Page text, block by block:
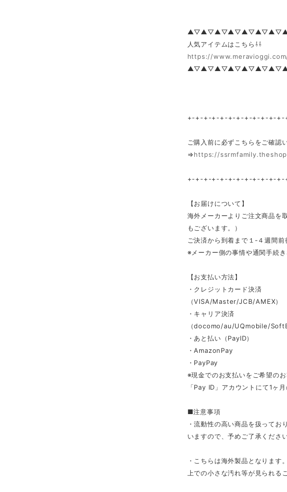
人気アイテムはこちら⇩⇩
https://
+-+-+-+-+-+-+-+-+-+-+-
ご購入前に必ずこちらをご確認
⇒https://
+-+-+-+-+-+-+-+-+-+-+-
【お届けについて】
海外メーカーよりご注文商品を
もございます。）
ご決済から到着まで１‐４週間
※メーカー側の事情や通関手続
【お支払い方法】
・クレジットカード決済
（VISA/Master/JCB/AMEX）
・キャリア決済
（docomo/au/UQmobile/
・あと払い（PayID）
・AmazonPay
・PayPay
※現金でのお支払いをご希望の
「Pay ID」アカウントにて1ヶ
■注意事項
・流動性の高い商品を扱って
いますので、予めご了承ください
・こちらは海外製品となりま
上での小さな汚れ等が見られる